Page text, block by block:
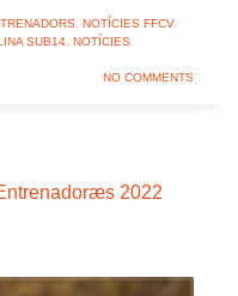
, NOTÍCIES FFCV,
SUB14, NOTÍCIES
NO COMMENTS
2022